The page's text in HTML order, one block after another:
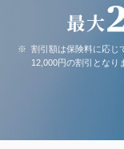
※ 割引額は保険料に応じ
12,000円の割引となり